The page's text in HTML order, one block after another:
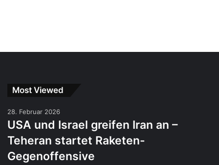
Most Viewed
28. Februar 2026
USA und Israel greifen Iran an –
Teheran startet Raketen-
Gegenoffensive